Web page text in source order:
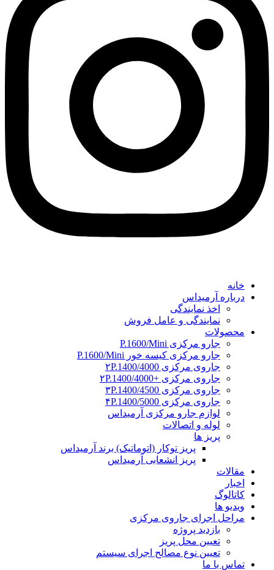
خانه
درباره آرمیداس
اخذ نمایندگی
نمایندگی و عامل فروش
محصولات
جارو مرکزی P.1600/Mini
جارو مرکزی کیسه خور P.1600/Mini
جاروی مرکزی ۲P.1400/4000
جاروی مرکزی +۲P.1400/4000
جاروی مرکزی ۳P.1400/4500
جاروی مرکزی ۴P.1400/5000
لوازم جارو مرکزی آرمیداس
لوله و اتصالات
پریز ها
پریز توکار (اتوماتیک) برند آرمیداس
پریز انشعابی آرمیداس
مقالات
اخبار
کاتالوگ
ویدیو ها
مراحل اجرای جاروی مرکزی
بازدید پروژه
تعیین محل پریز
تعیین نوع مصالح اجرای سیستم
تماس با ما